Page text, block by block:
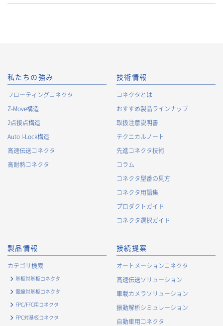
私たちの強み
フローティングコネクタ
Z-Move構造
2点接点構造
Auto I-Lock構造
高速伝送コネクタ
高耐熱コネクタ
技術情報
コネクタとは
おすすめ製品ラインナップ
取扱注意説明書
テクニカルノート
先進コネクタ技術
コラム
コネクタ型番の見方
コネクタ用語集
プロダクトガイド
コネクタ選択ガイド
製品情報
カテゴリ検索
基板対基板コネクタ
電線対基板コネクタ
FPC/FFC用コネクタ
FPC対基板コネクタ
接続提案
オートメーションコネクタ
高速伝送ソリューション
車載カメラソリューション
振動解析シミュレーション
自動車用コネクタ